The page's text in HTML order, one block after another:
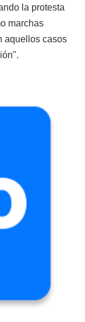
la protesta
marchas
aquellos casos